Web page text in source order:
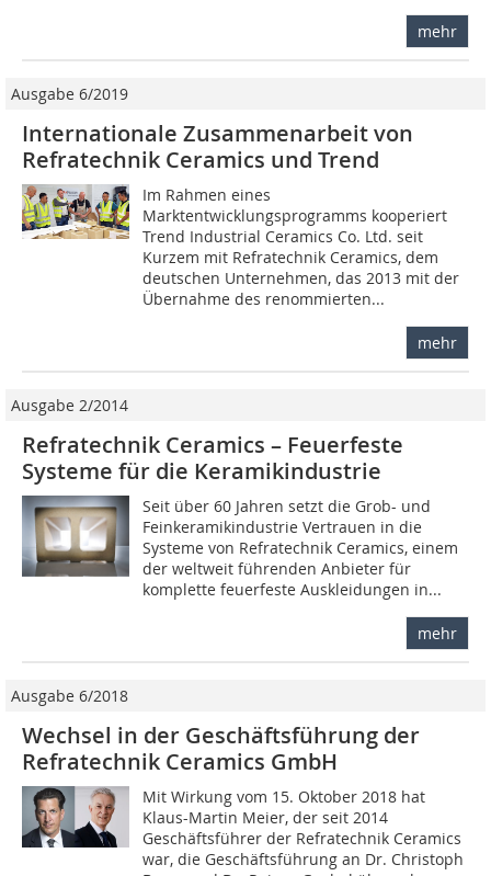
mehr
Ausgabe 6/2019
Internationale Zusammenarbeit von
Refratechnik Ceramics und Trend
Im Rahmen eines
Marktentwicklungsprogramms kooperiert
Trend Industrial Ceramics Co. Ltd. seit
Kurzem mit Refratechnik Ceramics, dem
deutschen Unternehmen, das 2013 mit der
Übernahme des renommierten...
mehr
Ausgabe 2/2014
Refratechnik Ceramics – Feuerfeste
Systeme für die Keramikindustrie
Seit über 60 Jahren setzt die Grob- und
Feinkeramikindustrie Vertrauen in die
Systeme von Refratechnik Ceramics, einem
der weltweit führenden Anbieter für
komplette feuerfeste Auskleidungen in...
mehr
Ausgabe 6/2018
Wechsel in der Geschäftsführung der
Refratechnik Ceramics GmbH
Mit Wirkung vom 15. Oktober 2018 hat
Klaus-Martin Meier, der seit 2014
Geschäftsführer der Refratechnik Ceramics
war, die Geschäftsführung an Dr. Christoph